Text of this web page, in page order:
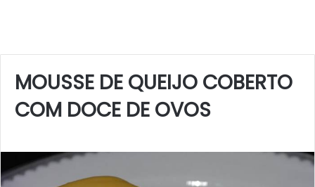
MOUSSE DE QUEIJO COBERTO
COM DOCE DE OVOS